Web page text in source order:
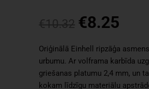
€10.32 Original
was:
€10.32.
€8.25
is:
Oriģinālā Einhell ripzāģa
urbumu. Ar volframa karbīda
griešanas platumu 2,4 mm, un
kokam līdzīgu materiālu